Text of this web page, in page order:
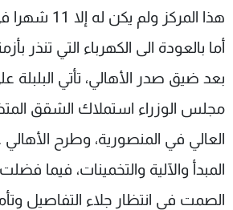
هذا المركز ولم يكن له إلا 11 شهرا في الخدمة.
أما بالعودة الى الكهرباء التي تنذر
بعد ضيق صدر الأهالي، تأتي البلبلة
مجلس الوزراء استملاك الشقق
العالي في المنصورية، وطرح
المبدأ والآلية والتخمينات، فيما فضلت
الصمت في انتظار جلاء التفاصيل